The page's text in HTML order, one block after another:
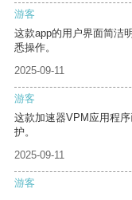
游客
这款app的用户界面简洁
悉操作。
2025-09-11
游客
这款加速器VPM应用程
护。
2025-09-11
游客